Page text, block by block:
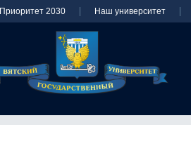
Приоритет 2030 Наш университет